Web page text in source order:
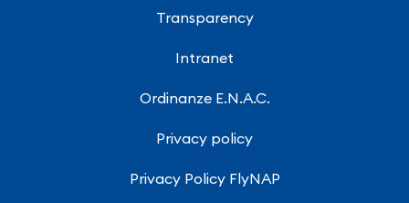
Transparency
Intranet
Ordinanze E.N.A.C.
Privacy policy
Privacy Policy FlyNAP